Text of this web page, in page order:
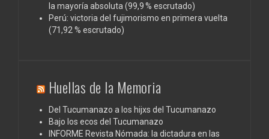
la mayoría absoluta (99,9 % escrutado)
Perú: victoria del fujimorismo en primera vuelta
(71,92 % escrutado)
Huellas de la Memoria
Del Tucumanazo a los hijxs del Tucumanazo
Bajo los ecos del Tucumanazo
INFORME Revista Nómada: la dictadura en las